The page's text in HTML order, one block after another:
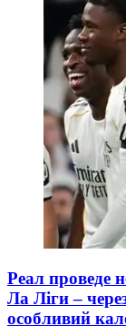
Реал проведе
Ла Ліги –
особливий